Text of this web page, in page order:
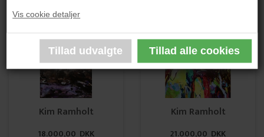
Vis cookie detaljer
Kim Ramholt
18.000,00 DKK
Kim Ramholt
21.000,00 DKK